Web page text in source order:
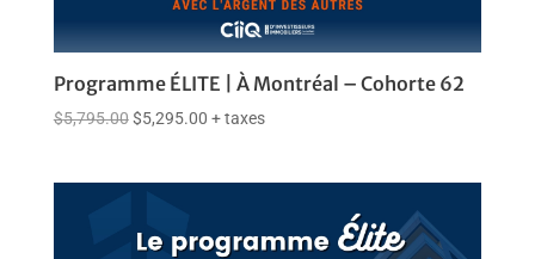
Programme ÉLITE | À Montréal – Cohorte 62
$5,795.00 $5,295.00 + taxes